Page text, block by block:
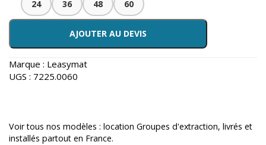
24 36 48 60
AJOUTER AU DEVIS
Marque : Leasymat
UGS : 7225.0060
Voir tous nos modèles : location Groupes d'extraction, livrés et
installés partout en France.